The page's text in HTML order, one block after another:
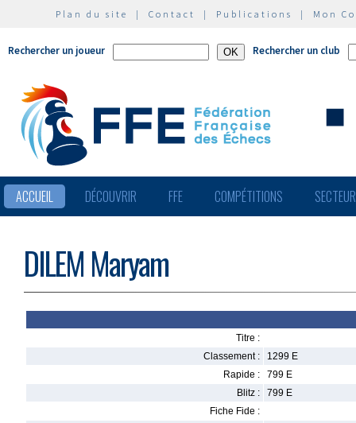
Plan du site | Contact | Publications | Mon
Rechercher un joueur Rechercher un club
ACCUEIL DÉCOUVRIR FFE COMPÉTITIONS
DILEM Maryam
Titre :
Classement :
1299 E
Rapide :
799 E
Blitz :
799 E
Fiche Fide :